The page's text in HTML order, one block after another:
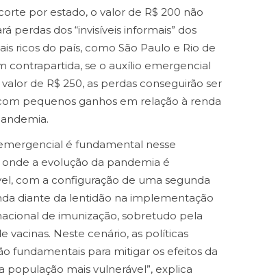
por estado, o valor de R$ 200 não
perdas dos “invisíveis informais” dos
ricos do país, como São Paulo e Rio de
contrapartida, se o auxílio emergencial
de R$ 250, as perdas conseguirão ser
pequenos ganhos em relação à renda
é fundamental nesse
a evolução da pandemia é
com a configuração de uma segunda
diante da lentidão na implementação
de imunização, sobretudo pela
vacinas. Neste cenário, as políticas
fundamentais para mitigar os efeitos da
população mais vulnerável”, explica